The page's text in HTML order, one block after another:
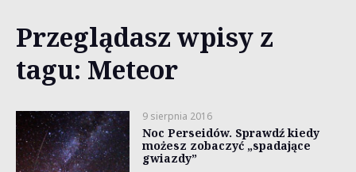
Przeglądasz wpisy z
tagu: Meteor
9 sierpnia 2016
Noc Perseidów. Sprawdź kiedy
możesz zobaczyć „spadające
gwiazdy”